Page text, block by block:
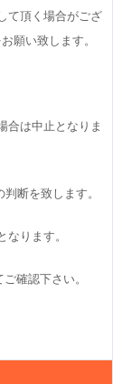
て頂く場合がござ
願い致します。
合は中止となりま
断を致します。
ります。
確認下さい。